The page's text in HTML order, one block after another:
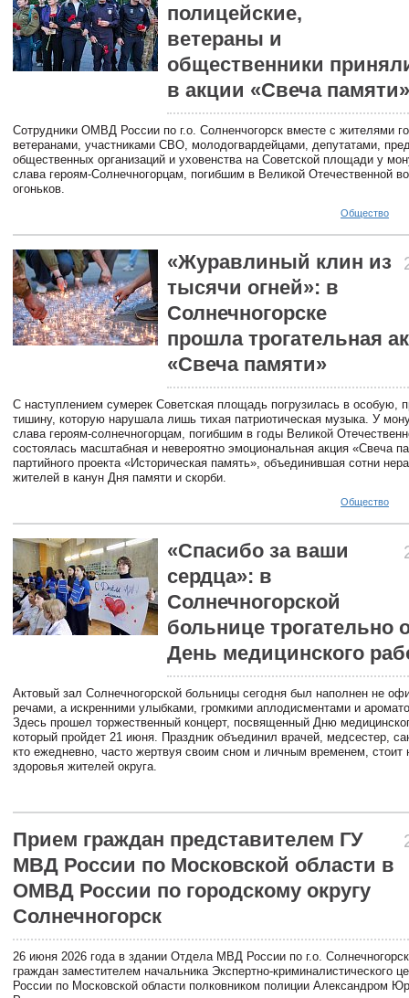
полицейские,
ветераны и
общественники
в акции «Свеча памяти»
Сотрудники ОМВД России по г.о. Солненчогорск вместе с жителями
ветеранами, участниками СВО, молодогвардейцами, депутатами,
общественных организаций и уховенства на Советской площади у
слава героям-Солнечногорцам, погибшим в Великой Отечественной
огоньков.
Общество
«Журавлиный клин из
тысячи огней»: в
Солнечногорске
прошла трогательная
«Свеча памяти»
С наступлением сумерек Советская площадь погрузилась в особую,
тишину, которую нарушала лишь тихая патриотическая музыка. У
слава героям-солнечногорцам, погибшим в годы Великой
состоялась масштабная и невероятно эмоциональная акция «Свеча
партийного проекта «Историческая память», объединившая сотни
жителей в канун Дня памяти и скорби.
Общество
«Спасибо за ваши
сердца»: в
Солнечногорской
больнице трогательно
День медицинского
Актовый зал Солнечногорской больницы сегодня был наполнен не
речами, а искренними улыбками, громкими аплодисментами и
Здесь прошел торжественный концерт, посвященный Дню
который пройдет 21 июня. Праздник объединил врачей, медсестер,
кто ежедневно, часто жертвуя своим сном и личным временем, стоит
здоровья жителей округа.
Прием граждан представителем ГУ
МВД России по Московской области в
ОМВД России по городскому округу
Солнечногорск
26 июня 2026 года в здании Отдела МВД России по г.о.
граждан заместителем начальника Экспертно-криминалистического
России по Московской области полковником полиции Александром